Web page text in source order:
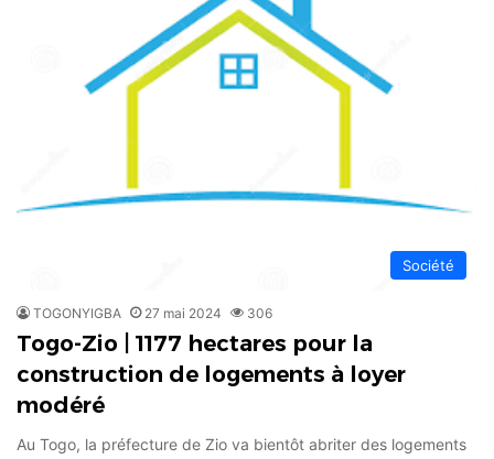
Société
TOGONYIGBA 27 mai 2024 306
Togo-Zio | 1177 hectares pour la
construction de logements à loyer
modéré
Au Togo, la préfecture de Zio va bientôt abriter des logements